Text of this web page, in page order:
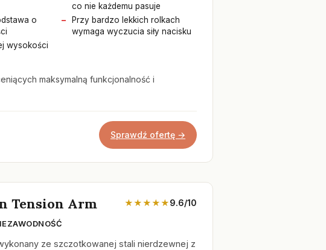
o
wysokości
co nie każdemu pasuje
Przy bardzo lekkich rolkach
wymaga wyczucia siły nacisku
maksymalną funkcjonalność i
Sprawdź ofertę →
Tension Arm ★★★★★9.6/10
ze szczotkowanej stali nierdzewnej z